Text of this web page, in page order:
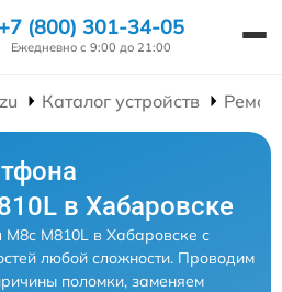
+7 (800) 301-34-05
Ежедневно с 9:00 до 21:00
Каталог устройств
в Хабаровске
M810L в Хабаровске с
любой сложности. Проводим
поломки, заменяем